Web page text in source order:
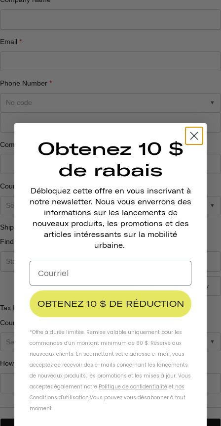
Obtenez 10 $
de rabais
Débloquez cette offre en vous inscrivant à
notre newsletter. Nous vous enverrons des
informations sur les lancements de
nouveaux produits, les promotions et des
articles intéressants sur la mobilité
urbaine.
OBTENEZ 10 $ DE RÉDUCTION
*Offre à durée limitée. Remise valable uniquement pour les
commandes d'un montant minimum de 60 $. Réservé aux
nouveaux clients. En soumettant votre adresse e-mail, vous
acceptez de recevoir des e-mails concernant les lancements
de nouveaux produits, les promotions et les mises à jour. Vous
acceptez également notre Politique de confidentialité et nos
Conditions d'utilisation.Vous pouvez vous désabonner à tout
moment.